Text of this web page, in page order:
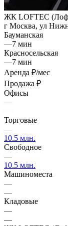
ЖК LOFTEC
г Москва, ул
Бауманская
—7 мин
Красносельская
—7 мин
Аренда ₽/мес
Продажа ₽
Офисы
—
—
Торговые
—
10.5 млн.
Свободное
—
10.5 млн.
Машиноместа
—
—
Кладовые
—
—